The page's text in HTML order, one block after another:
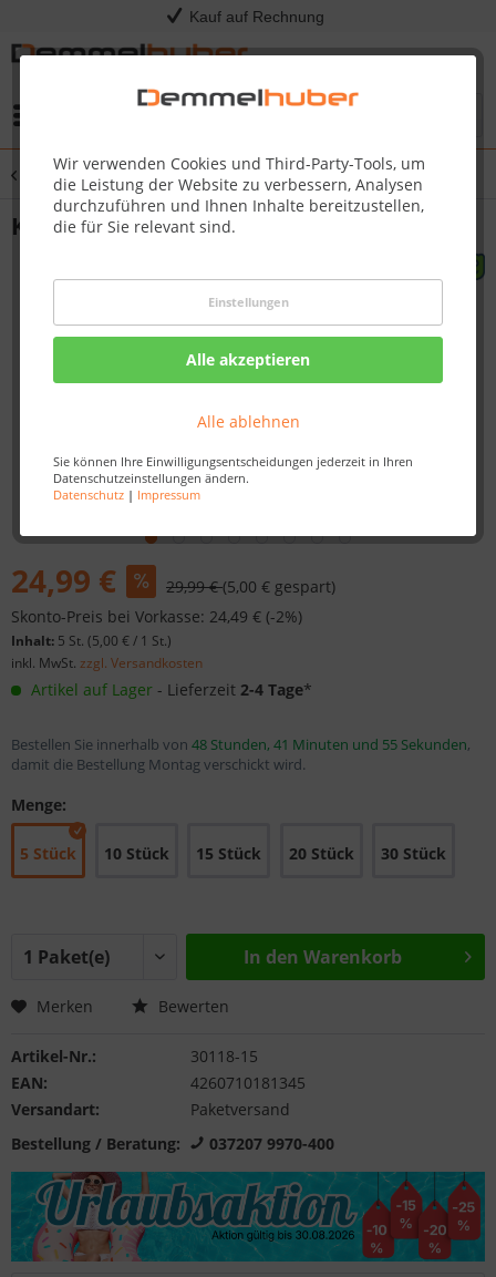
Kauf auf Rechnung
Wir verwenden Cookies und Third-Party-Tools, um
die Leistung der Website zu verbessern, Analysen
durchzuführen und Ihnen Inhalte bereitzustellen,
die für Sie relevant sind.
Einstellungen
Alle akzeptieren
Alle ablehnen
Sie können Ihre Einwilligungsentscheidungen jederzeit in Ihren
Datenschutzeinstellungen ändern.
Datenschutz| Impressum
Übersicht Spielturm Anbau
Klettersteine Klettergriffe Sets
24,99 € 29,99 €(5,00 € gespart)
Skonto-Preis bei Vorkasse: 24,49 € (-2%)
Inhalt: 5 St. (5,00 €/ 1 St.)
inkl. MwSt. zzgl. Versandkosten
Artikel auf Lager - Lieferzeit 2-4 Tage*
Bestellen Sie innerhalb von 48 Stunden, 41 Minuten und 55 Sekunden,
damit die Bestellung Montag verschickt wird.
Menge:
5 Stück 10 Stück 15 Stück 20 Stück 30 Stück
In den Warenkorb
Merken Bewerten
Artikel-Nr.:
30118-15
EAN:
4260710181345
Versandart:
Paketversand
Bestellung / Beratung:
037207 9970-400